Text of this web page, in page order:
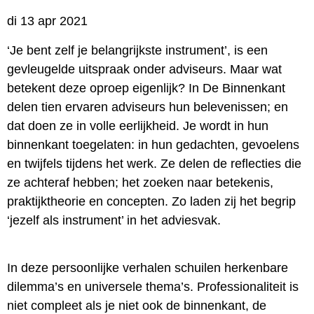
di 13 apr 2021
‘Je bent zelf je belangrijkste instrument’, is een
gevleugelde uitspraak onder adviseurs. Maar wat
betekent deze oproep eigenlijk? In De Binnenkant
delen tien ervaren adviseurs hun belevenissen; en
dat doen ze in volle eerlijkheid. Je wordt in hun
binnenkant toegelaten: in hun gedachten, gevoelens
en twijfels tijdens het werk. Ze delen de reflecties die
ze achteraf hebben; het zoeken naar betekenis,
praktijktheorie en concepten. Zo laden zij het begrip
‘jezelf als instrument’ in het adviesvak.
In deze persoonlijke verhalen schuilen herkenbare
dilemma’s en universele thema’s. Professionaliteit is
niet compleet als je niet ook de binnenkant, de